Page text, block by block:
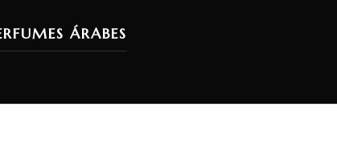
ÁRABES